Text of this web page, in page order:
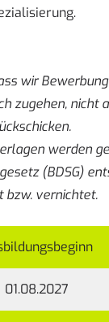
wir
zugehen, nicht
werden
(BDSG)
bzw. vernichtet.
01.08.2027